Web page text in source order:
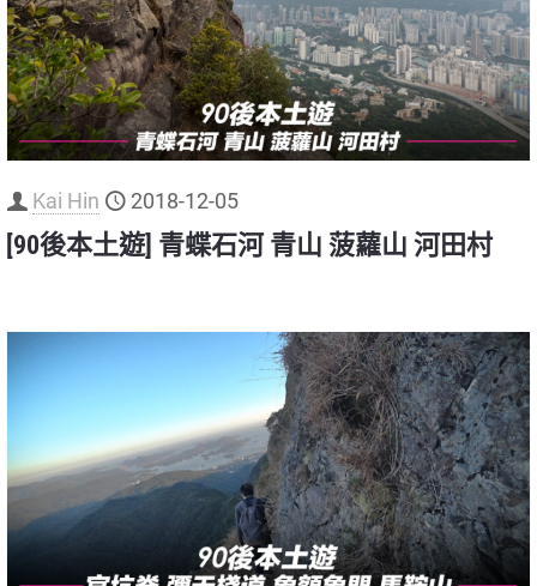
Kai Hin 2018-12-05
[90後本土遊] 青蝶石河 青山 菠蘿山 河田村